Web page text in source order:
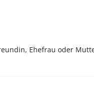
Ehefrau oder